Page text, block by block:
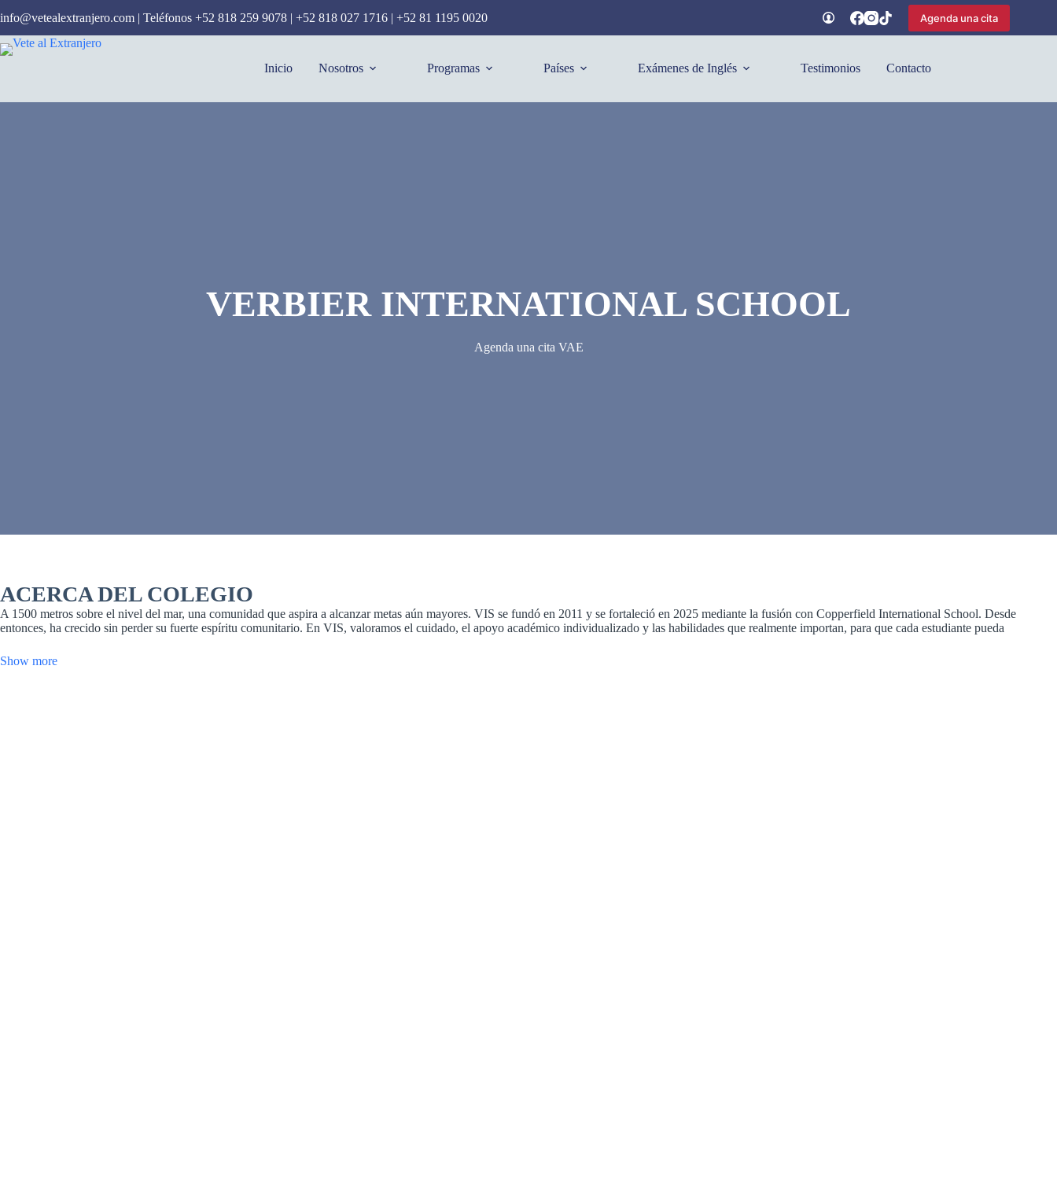
al
contenido
info@vetealextranjero.com | Teléfonos +52 818 259 9078 | +52 818 027 1716 | +52 81 1195 0020 Agenda una cita
Inicio Nosotros Programas Países Exámenes de Inglés Testimonios Contacto
VERBIER INTERNATIONAL SCHOOL
Agenda una cita VAE
ACERCA DEL COLEGIO
A 1500 metros sobre el nivel del mar, una comunidad que aspira a alcanzar metas aún mayores. VIS se fundó en 2011 y se fortaleció en 2025 mediante la fusión con Copperfield International School. Desde
entonces, ha crecido sin perder su fuerte espíritu comunitario. En VIS, valoramos el cuidado, el apoyo académico individualizado y las habilidades que realmente importan, para que cada estudiante pueda
Show more